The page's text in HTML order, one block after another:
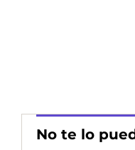
No te lo